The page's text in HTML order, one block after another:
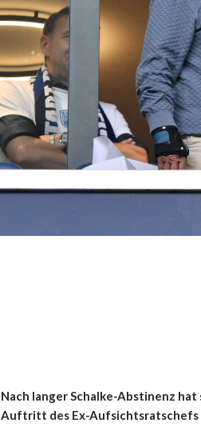
Nach langer Schalke-Abstinenz
Auftritt des Ex-Aufsichtsratschefs